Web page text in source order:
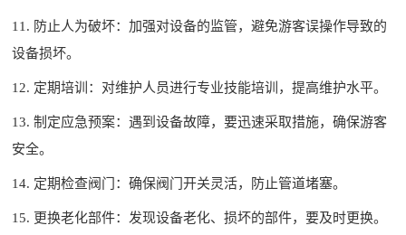
11. 防止人为破坏：加强对设备的监管，避免游客误操作导致的
设备损坏。
12. 定期培训：对维护人员进行专业技能培训，提高维护水平。
13. 制定应急预案：遇到设备故障，要迅速采取措施，确保游客
安全。
14. 定期检查阀门：确保阀门开关灵活，防止管道堵塞。
15. 更换老化部件：发现设备老化、损坏的部件，要及时更换。